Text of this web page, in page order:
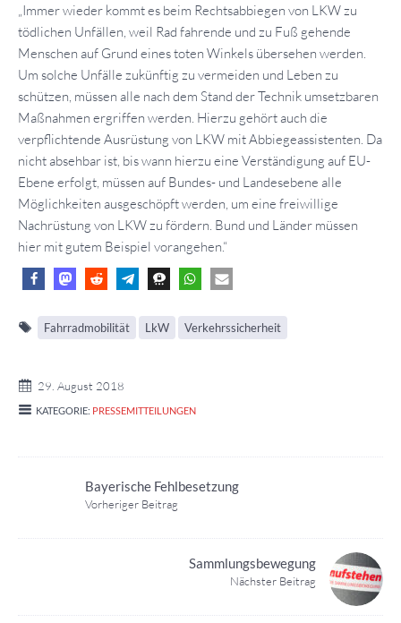
„Immer wieder kommt es beim Rechtsabbiegen von LKW zu
tödlichen Unfällen, weil Rad fahrende und zu Fuß gehende
Menschen auf Grund eines toten Winkels übersehen werden.
Um solche Unfälle zukünftig zu vermeiden und Leben zu
schützen, müssen alle nach dem Stand der Technik umsetzbaren
Maßnahmen ergriffen werden. Hierzu gehört auch die
verpflichtende Ausrüstung von LKW mit Abbiegeassistenten. Da
nicht absehbar ist, bis wann hierzu eine Verständigung auf EU-
Ebene erfolgt, müssen auf Bundes- und Landesebene alle
Möglichkeiten ausgeschöpft werden, um eine freiwillige
Nachrüstung von LKW zu fördern. Bund und Länder müssen
hier mit gutem Beispiel vorangehen.“
Fahrradmobilität LkW Verkehrssicherheit
29. August 2018
KATEGORIE: PRESSEMITTEILUNGEN
Bayerische Fehlbesetzung
Vorheriger Beitrag
Sammlungsbewegung
Nächster Beitrag